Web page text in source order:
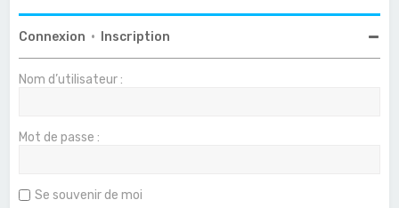
Connexion • Inscription
Nom d’utilisateur :
Mot de passe :
Se souvenir de moi